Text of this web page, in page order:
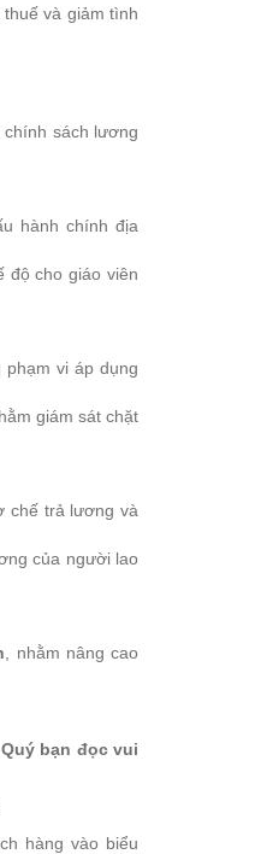
thuế và giảm tình
sách lương
hành chính địa
độ cho giáo viên
vi áp dụng
giám sát chặt
chế trả lương và
của người lao
, nhằm nâng cao
bạn đọc vui
hàng vào biểu